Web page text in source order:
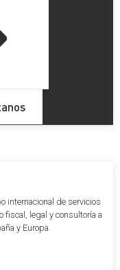
internacional de servicios
fiscal, legal y consultoría a
y Europa.